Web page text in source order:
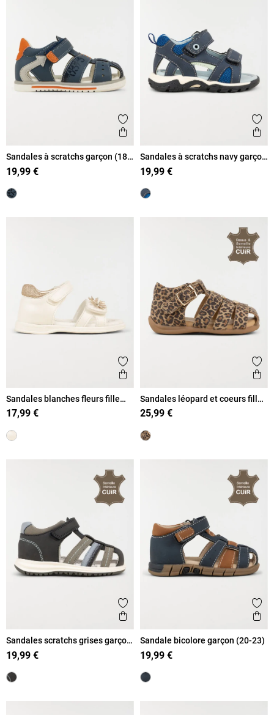
Ajouter aux favoris
Aperçu rapide
Sandales à scratchs garçon (18-
23)
19,99 €
Sandales à scratchs navy garçon
(19-23)
19,99 €
Ajouter aux favoris
Aperçu rapide
Sandales blanches fleurs fille
(16-23)
17,99 €
Sandales léopard et coeurs fille
(19-23)
25,99 €
Ajouter aux favoris
Aperçu rapide
Sandales scratchs grises garçon
(19-23)
19,99 €
Sandale bicolore garçon (20-23)
19,99 €